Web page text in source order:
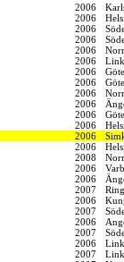
2006
2006
2006
2006
2006
2006
2006
2006
2006
2006
2006
2006
2006
2006
2008
2006
2006
2007
2006
2007
2006
2007
2006
2007